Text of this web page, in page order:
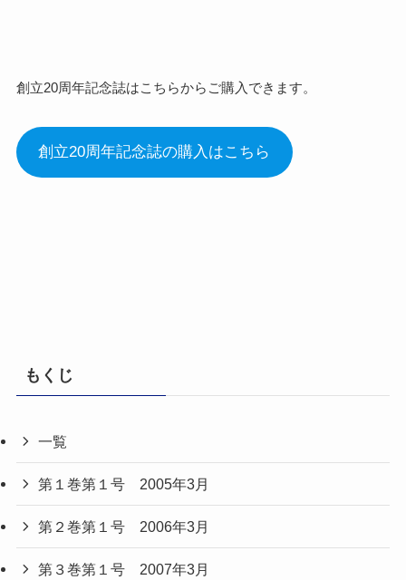
創立20周年記念誌はこちらからご購入できます。
創立20周年記念誌の購入はこちら
もくじ
一覧
第１巻第１号 2005年3月
第２巻第１号 2006年3月
第３巻第１号 2007年3月